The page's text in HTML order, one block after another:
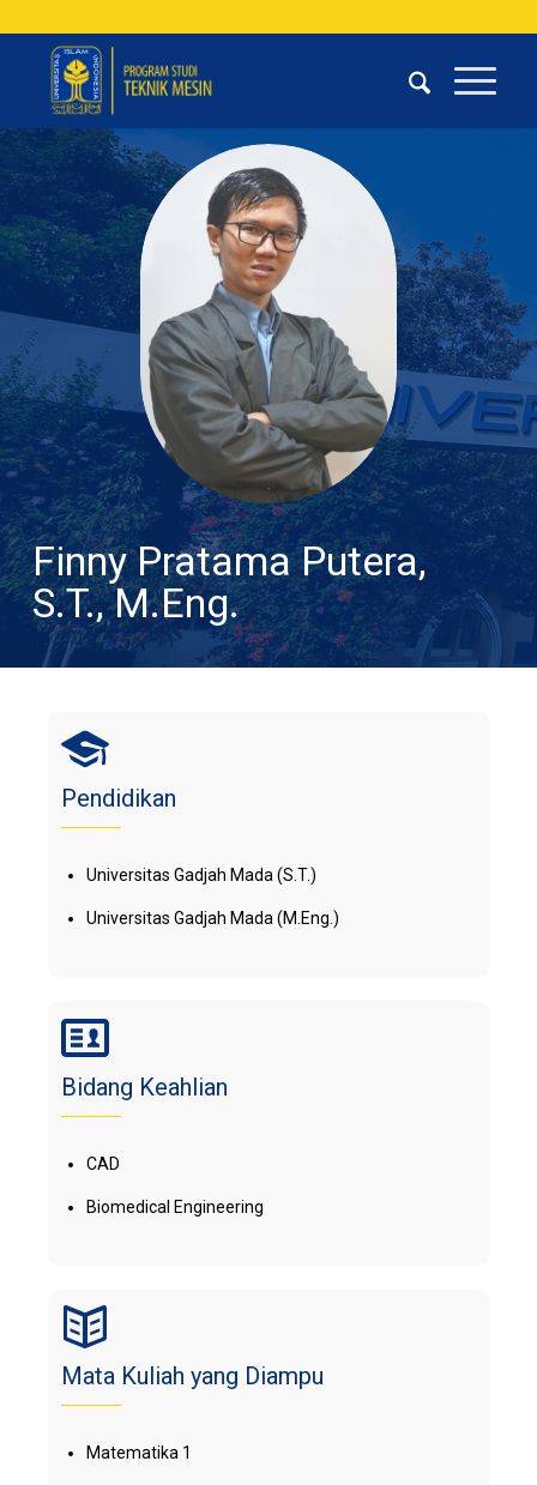
Finny Pratama Putera,
S.T., M.Eng.
Pendidikan
Universitas Gadjah Mada (S.T.)
Universitas Gadjah Mada (M.Eng.)
Bidang Keahlian
CAD
Biomedical Engineering
Mata Kuliah yang Diampu
Matematika 1